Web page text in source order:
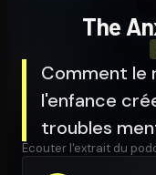
The
Comment le
l'enfance
troubles
Écouter l'extrait du